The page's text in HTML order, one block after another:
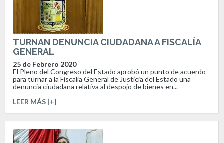
TURNAN DENUNCIA CIUDADANA A FISCALÍA
GENERAL
25 de Febrero 2020
El Pleno del Congreso del Estado aprobó un punto de acuerdo
para turnar a la Fiscalía General de Justicia del Estado una
denuncia ciudadana relativa al despojo de bienes en...
LEER MÁS [+]